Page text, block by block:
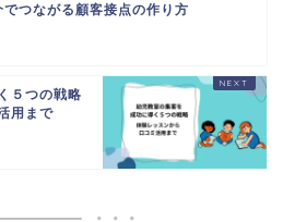
でつながる顧客接点の作り方
５つの戦略
用まで